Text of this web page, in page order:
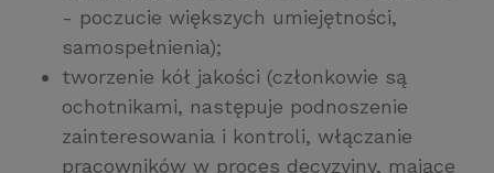
- poczucie większych umiejętności,
samospełnienia);
tworzenie kół jakości (członkowie są
ochotnikami, następuje podnoszenie
zainteresowania i kontroli, włączanie
pracowników w proces decyzyjny, mające